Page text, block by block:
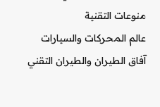
منوعات التقنية
عالم المحركات والسيارات
آفاق الطيران والطيران التقني